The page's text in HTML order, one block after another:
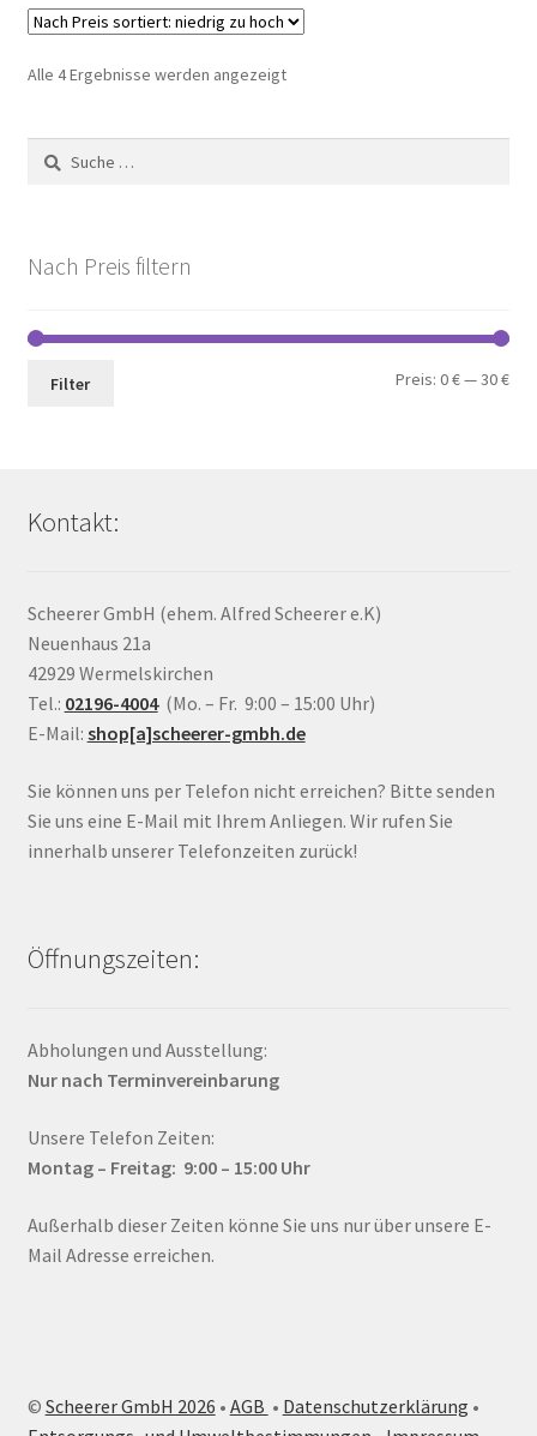
Alle 4 Ergebnisse werden angezeigtNach
Suche
nach:
Nach Preis filtern
Min.
Filter Preis:0 €—30 €
Kontakt:
Scheerer GmbH (ehem. Alfred Scheerer e.K)
Neuenhaus 21a
42929 Wermelskirchen
Tel.: 02196-4004(Mo. – Fr. 9:00 – 15:00 Uhr)
E-Mail: shop[a]scheerer-gmbh.de
Sie können uns per Telefon nicht erreichen? Bitte senden
Sie uns eine E-Mail mit Ihrem Anliegen. Wir rufen Sie
innerhalb unserer Telefonzeiten zurück!
Öffnungszeiten:
Abholungen und Ausstellung:
Nur nach Terminvereinbarung
Unsere Telefon Zeiten:
Montag – Freitag: 9:00 – 15:00Uhr
Außerhalb dieser Zeiten könne Sie uns nur über unsere E-
Mail Adresse erreichen.
© Scheerer GmbH 2026 • AGB • Datenschutzerklärung •